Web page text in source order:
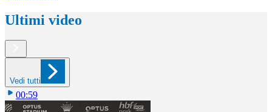
Ultimi video
Vedi tutti
00:59